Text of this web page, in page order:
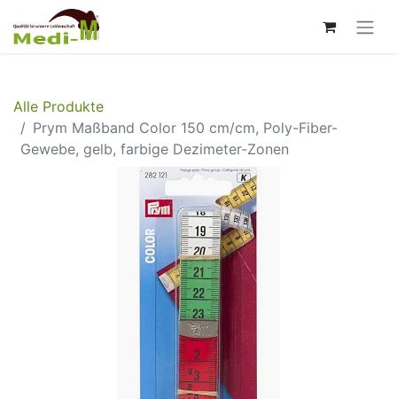
Alle Produkte
Prym Maßband Color 150 cm/cm, Poly-Fiber-
Gewebe, gelb, farbige Dezimeter-Zonen